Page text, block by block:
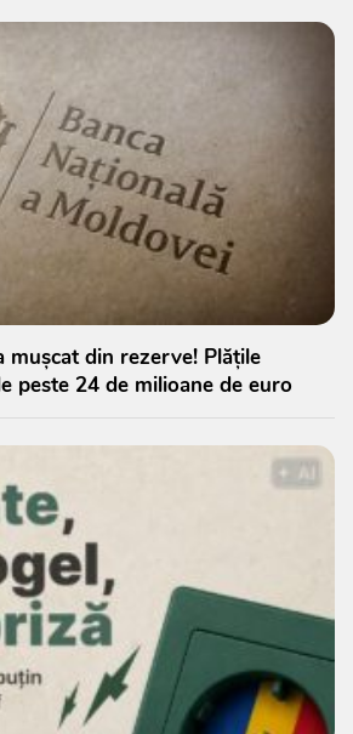
mușcat din rezerve! Plățile
peste 24 de milioane de euro